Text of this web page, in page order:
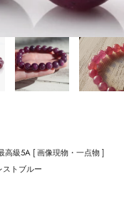
1/6
高級5A [ 画像現物・一点物 ]
ストブルー